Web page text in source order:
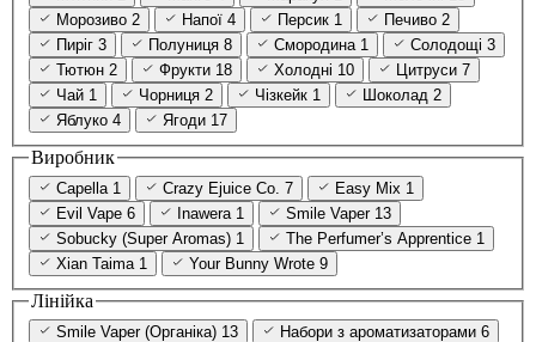
Морозиво 2 Напої 4 Персик 1 Печиво 2
Пиріг 3 Полуниця 8 Смородина 1 Солодощі 3
Тютюн 2 Фрукти 18 Холодні 10 Цитруси 7
Чай 1 Чорниця 2 Чізкейк 1 Шоколад 2
Яблуко 4 Ягоди 17
Виробник
Capella 1 Crazy Ejuice Co. 7 Easy Mix 1
Evil Vape 6 Inawera 1 Smile Vaper 13
Sobucky (Super Aromas) 1 The Perfumer’s Apprentice 1
Xian Taima 1 Your Bunny Wrote 9
Лінійка
Smile Vaper (Органіка) 13 Набори з ароматизаторами 6